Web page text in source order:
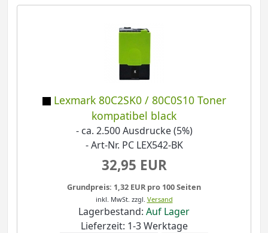
Lexmark 80C2SK0 / 80C0S10 Toner
kompatibel black
- ca. 2.500 Ausdrucke (5%)
- Art-Nr. PC LEX542-BK
32,95 EUR
Grundpreis: 1,32 EUR pro 100 Seiten
inkl. MwSt. zzgl. Versand
Lagerbestand: Auf Lager
Lieferzeit: 1-3 Werktage